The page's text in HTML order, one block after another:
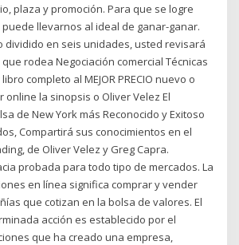
plaza y promoción. Para que se logre
llevarnos al ideal de ganar-ganar.
dividido en seis unidades, usted revisará
rodea Negociación comercial Técnicas
completo al MEJOR PRECIO nuevo o
online la sinopsis o Oliver Velez El
de New York más Reconocido y Exitoso
Compartirá sus conocimientos en el
de Oliver Velez y Greg Capra.
probada para todo tipo de mercados. La
en línea significa comprar y vender
que cotizan en la bolsa de valores. El
acción es establecido por el
que ha creado una empresa,